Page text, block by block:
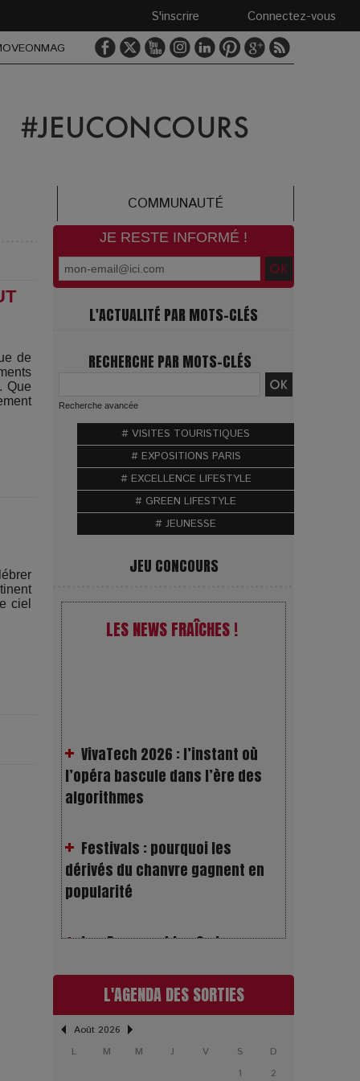
Connectez-vous
S'inscrire
COMMUNAUTÉ
de
Que
ciel
JE RESTE INFORMÉ !
L'ACTUALITÉ PAR MOTS-CLÉS
RECHERCHE PAR MOTS-CLÉS
Recherche avancée
# VISITES TOURISTIQUES
# EXPOSITIONS PARIS
# EXCELLENCE LIFESTYLE
# GREEN LIFESTYLE
# JEUNESSE
JEU CONCOURS
LES NEWS FRAÎCHES !
algorithmes
Festivals : pourquoi les
popularité
Les Rayons et les Ombres :
?
Gourou : quand le business du
bonheur devient un thriller
LOL 2.0 : aimer, grandir et se
L'AGENDA DES SORTIES
Août 2026
L
M M J V S
D
1
2